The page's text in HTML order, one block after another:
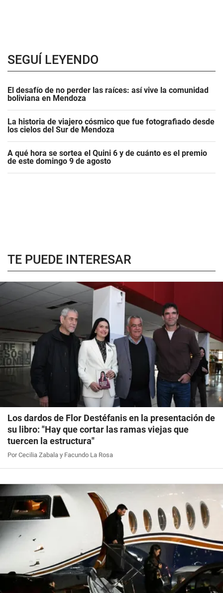
SEGUÍ LEYENDO
El desafío de no perder las raíces: así vive la comunidad
boliviana en Mendoza
La historia de viajero cósmico que fue fotografiado desde
los cielos del Sur de Mendoza
A qué hora se sortea el Quini 6 y de cuánto es el premio
de este domingo 9 de agosto
TE PUEDE INTERESAR
Los dardos de Flor Destéfanis en la presentación de
su libro: "Hay que cortar las ramas viejas que
tuercen la estructura"
Por Cecilia Zabala y Facundo La Rosa